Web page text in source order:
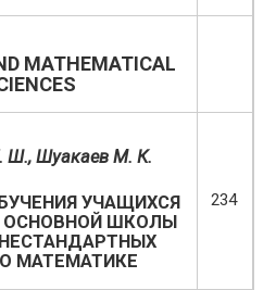
MATHEMATICAL
Ш., Шуакаев М. К.
УЧАЩИХСЯ
ОСНОВНОЙ ШКОЛЫ
МАТЕМАТИКЕ
234